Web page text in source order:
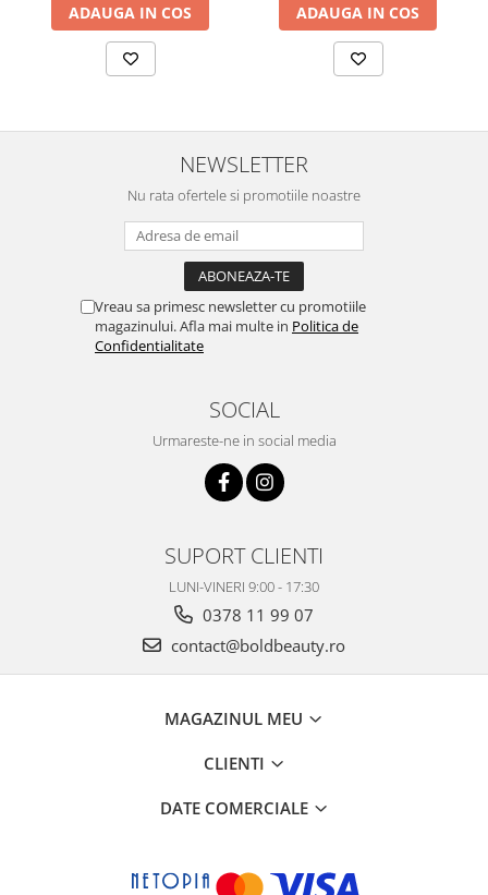
ADAUGA IN COS ADAUGA IN COS
NEWSLETTER
Nu rata ofertele si promotiile noastre
Vreau sa primesc newsletter cu promotiile
magazinului. Afla mai multe in Politica de
Confidentialitate
SOCIAL
Urmareste-ne in social media
SUPORT CLIENTI
LUNI-VINERI 9:00 - 17:30
0378 11 99 07
contact@boldbeauty.ro
MAGAZINUL MEU
CLIENTI
DATE COMERCIALE